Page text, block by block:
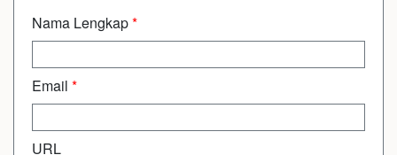
Nama Lengkap*
Email *
URL